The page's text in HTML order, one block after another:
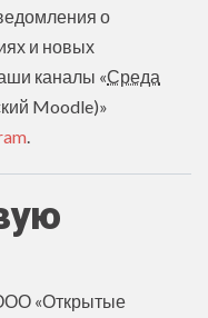
о
и новых
каналы «Среда
Moodle)»
«Открытые